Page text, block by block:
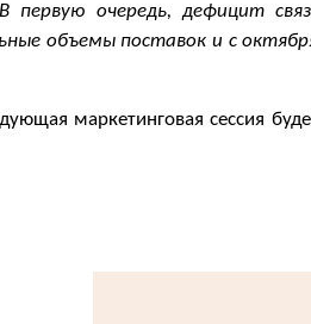
очередь, дефицит
объемы поставок и с
маркетинговая сессия